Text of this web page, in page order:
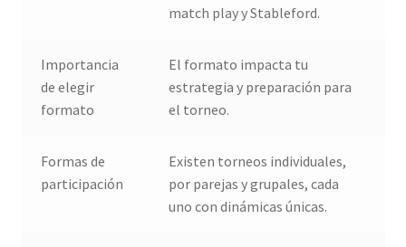
match play y Stableford.
Importancia
de elegir
formato
El formato impacta tu
estrategia y preparación para
el torneo.
Formas de
participación
Existen torneos individuales,
por parejas y grupales, cada
uno con dinámicas únicas.